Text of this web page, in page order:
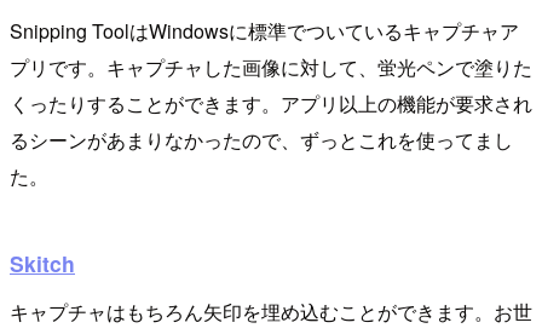
Snipping ToolはWindowsに標準でついているキャプチャア
プリです。キャプチャした画像に対して、蛍光ペンで塗りた
くったりすることができます。アプリ以上の機能が要求され
るシーンがあまりなかったので、ずっとこれを使ってまし
た。
Skitch
キャプチャはもちろん矢印を埋め込むことができます。お世